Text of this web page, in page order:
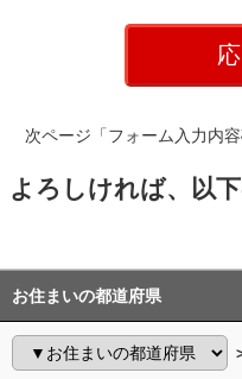
次ページ「フォーム入力内
よろしければ、以
お住まいの都道府県